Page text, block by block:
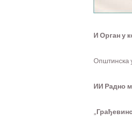
И Орган у
Општинска
ИИ Радно